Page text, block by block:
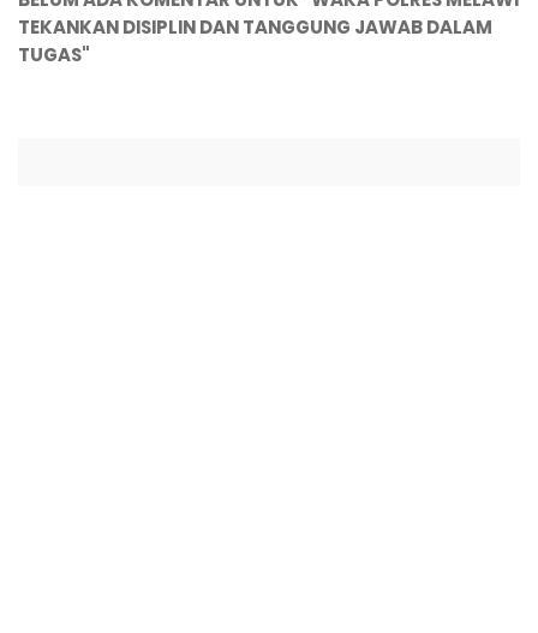
TEKANKAN DISIPLIN DAN TANGGUNG JAWAB DALAM
TUGAS"